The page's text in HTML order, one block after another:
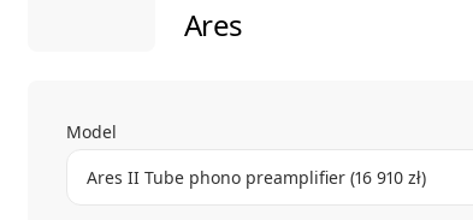
Ares
Model
Ares II Tube phono preamplifier (16 910 zł)